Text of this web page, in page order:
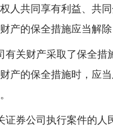
人共同享有利益、共
产的保全措施应当解
关财产采取了保全
产的保全措施时，应
券公司执行案件的